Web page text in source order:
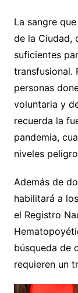
La sangre
de la Ciudad,
suficientes
transfusional.
personas
voluntaria y
recuerda la
pandemia,
niveles
Además de
habilitará a
el Registro
búsqueda de
requieren un